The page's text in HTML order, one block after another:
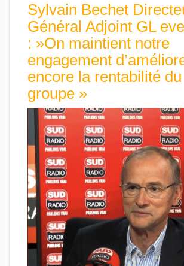
Sylvain Bechet
Général Adjoint GL
: »On maintient notre
engagement
encore la rentabilité du
groupe »